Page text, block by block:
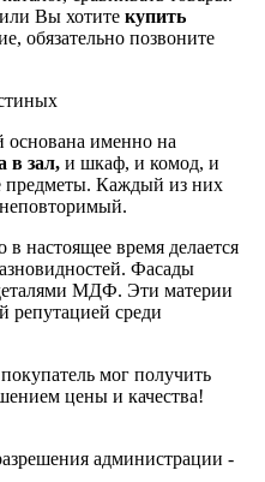
Вы хотите купить
обязательно позвоните
основана именно на
в зал, и шкаф, и комод, и
предметы. Каждый из них
настоящее время делается
Фасады
МДФ. Эти материи
репутацией среди
мог получить
цены и качества!
администрации -